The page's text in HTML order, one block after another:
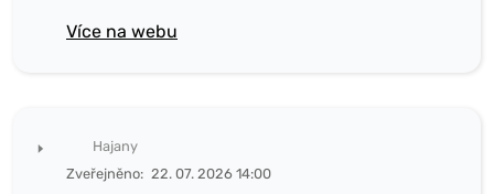
Více na webu
Hajany
Zveřejněno: 22. 07. 2026 14:00